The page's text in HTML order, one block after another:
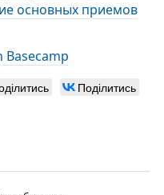
основных приемов
Поділитись